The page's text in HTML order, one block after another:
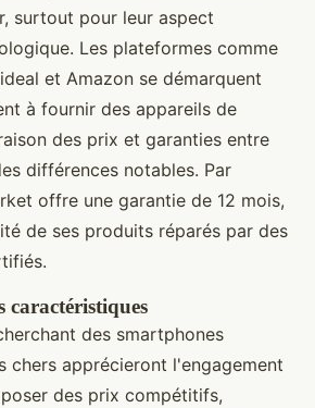
surtout pour leur aspect
Les plateformes comme
et Amazon se démarquent
à fournir des appareils de
des prix et garanties entre
différences notables. Par
offre une garantie de 12 mois,
de ses produits réparés par des
caractéristiques
des smartphones
chers apprécieront l'engagement
des prix compétitifs,